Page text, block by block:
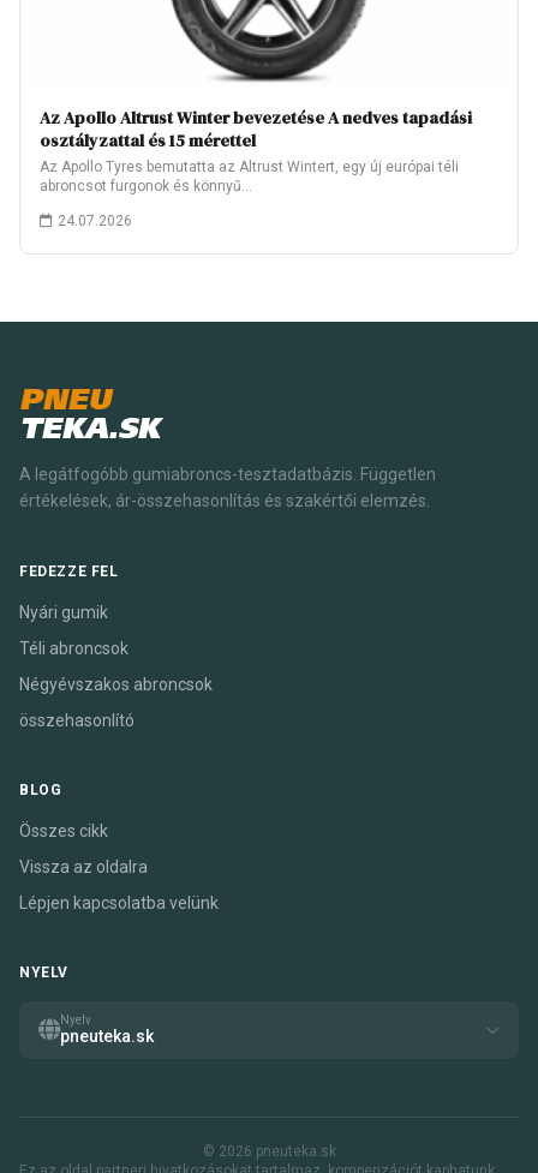
Az Apollo Altrust Winter bevezetése A nedves tapadási
osztályzattal és 15 mérettel
Az Apollo Tyres bemutatta az Altrust Wintert, egy új európai téli
abroncsot furgonok és könnyű…
24.07.2026
PNEU
TEKA.SK
A legátfogóbb gumiabroncs-tesztadatbázis. Független
értékelések, ár-összehasonlítás és szakértői elemzés.
FEDEZZE FEL
Nyári gumik
Téli abroncsok
Négyévszakos abroncsok
összehasonlító
BLOG
Összes cikk
Vissza az oldalra
Lépjen kapcsolatba velünk
NYELV
Nyelv
pneuteka.sk
© 2026 pneuteka.sk